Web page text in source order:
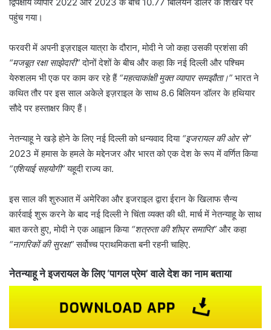
पहुंच गया।
फरवरी में अपनी इज़राइल यात्रा के दौरान, मोदी ने जो कहा उसकी प्रशंसा की
“मजबूत रक्षा साझेदारी”दोनों देशों के बीच और कहा कि नई दिल्ली और पश्चिम
येरुशलम भी एक पर काम कर रहे हैं “महत्वाकांक्षी मुक्त व्यापार समझौता।” भारत ने
कथित तौर पर इस साल अकेले इज़राइल के साथ 8.6 बिलियन डॉलर के हथियार
सौदे पर हस्ताक्षर किए हैं।
नेतन्याहू ने खड़े होने के लिए नई दिल्ली को धन्यवाद दिया “इजरायल की ओर से”
2023 में हमास के हमले के मद्देनजर और भारत को एक देश के रूप में वर्णित किया
“एशियाई सहयोगी”यहूदी राज्य का.
इस साल की शुरुआत में अमेरिका और इजराइल द्वारा ईरान के खिलाफ सैन्य
कार्रवाई शुरू करने के बाद नई दिल्ली ने चिंता व्यक्त की थी. मार्च में नेतन्याहू के साथ
बात करते हुए, मोदी ने एक आह्वान किया “शत्रुता की शीघ्र समाप्ति” और कहा
“नागरिकों की सुरक्षा”सर्वोच्च प्राथमिकता बनी रहनी चाहिए.
नेतन्याहू ने इजरायल के लिए ‘पागल प्रेम’ वाले देश का नाम बताया